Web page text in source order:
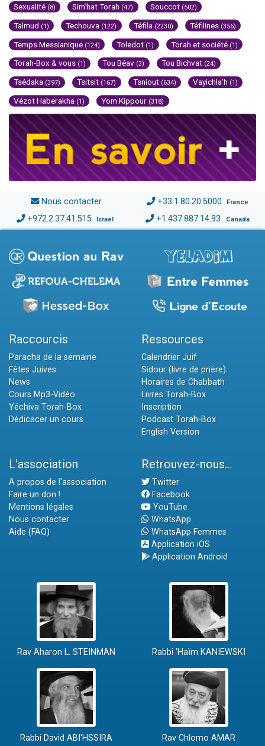
Sexualité (8) Sim'hat Torah (47) Souccot (502)
Talmud (1) Techouva (122) Téfila (2230) Téfilines (356)
Temps Messianique (124) Toledot (1) Torah et société (1)
Torah-Box & vous (1) Tou Béav (3) Tou Bichvat (24)
Tsédaka (397) Tsitsit (167) Tsniout (634) Vayichla'h (1)
Vézot Haberakha (1) Yom Kippour (318)
Nous contacter +33.1.80.20.5000 France
+972.2.37.41.515 Israël +1.437.887.14.93 Canada
Raccourcis
Paracha de la semaine
Fêtes Juives
News
Cours Mp3-Vidéo
Yéchiva Torah-Box
Dédicacer un cours
Ressources
Calendrier Juif
Sidour (livre de prière)
Horaires de Chabbath
Livres Torah-Box
Inscription
Podcast Torah-Box
English Version
L'association
A propos de l'association
Faire un don !
Mentions légales
Nous contacter
Aide (FAQ)
Retrouvez-nous...
Twitter
Facebook
YouTube
WhatsApp
WhatsApp Femmes
Application iOS
Application Android
Rav Aharon L. STEINMAN Rabbi 'Haïm KANIEWSKI
Rabbi David ABI'HSSIRA Rav Chlomo AMAR